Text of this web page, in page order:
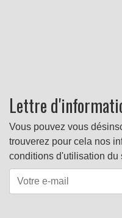
Lettre
Vous pouvez vous
trouverez pour cela nos
conditions d'utilisation du